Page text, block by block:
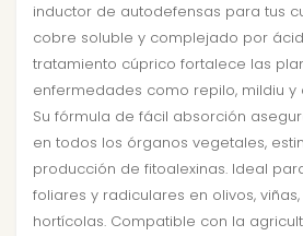
inductor de autodefensas para tus
cobre soluble y complejado por
tratamiento cúprico fortalece las
enfermedades como repilo, mildiu
Su fórmula de fácil absorción
en todos los órganos vegetales,
producción de fitoalexinas. Ideal
foliares y radiculares en olivos,
hortícolas. Compatible con la